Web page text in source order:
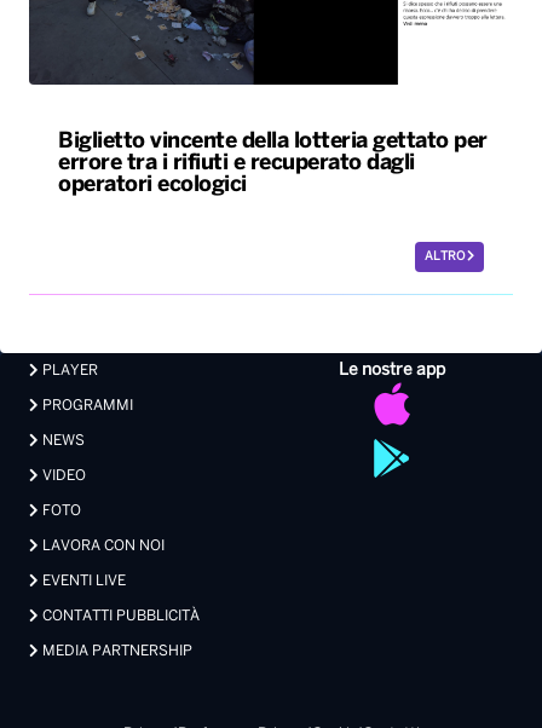
Biglietto vincente della lotteria gettato per
errore tra i rifiuti e recuperato dagli
operatori ecologici
ALTRO
Le nostre app
PLAYER
PROGRAMMI
NEWS
VIDEO
FOTO
LAVORA CON NOI
EVENTI LIVE
CONTATTI PUBBLICITÀ
MEDIA PARTNERSHIP